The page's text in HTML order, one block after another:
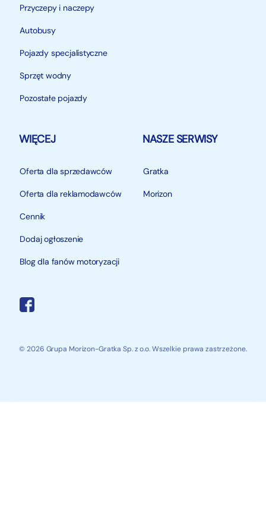
Przyczepy i naczepy
Autobusy
Pojazdy specjalistyczne
Sprzęt wodny
Pozostałe pojazdy
WIĘCEJ
Oferta dla sprzedawców
Oferta dla reklamodawców
Cennik
Dodaj ogłoszenie
Blog dla fanów motoryzacji
NASZE SERWISY
Gratka
Morizon
© 2026 Grupa Morizon-Gratka Sp. z o.o. Wszelkie prawa zastrzeżone.